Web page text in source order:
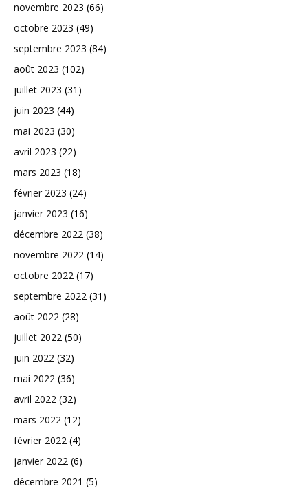
novembre 2023 (66)
octobre 2023 (49)
septembre 2023 (84)
août 2023 (102)
juillet 2023 (31)
juin 2023 (44)
mai 2023 (30)
avril 2023 (22)
mars 2023 (18)
février 2023 (24)
janvier 2023 (16)
décembre 2022 (38)
novembre 2022 (14)
octobre 2022 (17)
septembre 2022 (31)
août 2022 (28)
juillet 2022 (50)
juin 2022 (32)
mai 2022 (36)
avril 2022 (32)
mars 2022 (12)
février 2022 (4)
janvier 2022 (6)
décembre 2021 (5)